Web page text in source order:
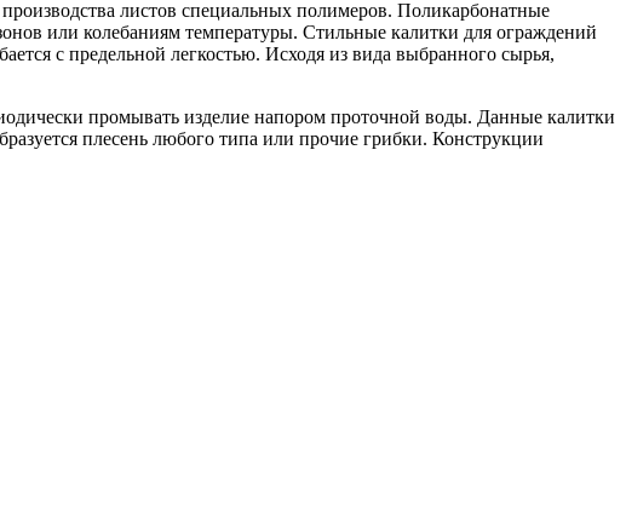
листов специальных полимеров. Поликарбонатные
или колебаниям температуры. Стильные калитки для ограждений
с предельной легкостью. Исходя из вида выбранного сырья,
промывать изделие напором проточной воды. Данные калитки
плесень любого типа или прочие грибки. Конструкции